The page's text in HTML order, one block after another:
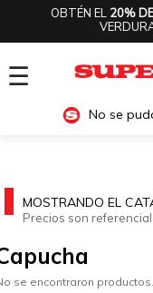
OBTÉN EL 20%
☰
No se
MOSTRANDO EL
Precios son
se encontraron productos.